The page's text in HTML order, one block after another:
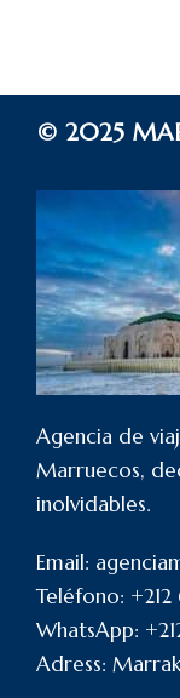
© 2025
Agencia de
Marruecos,
inolvidables.
Email:
Teléfono: +212
WhatsApp:
Adress: